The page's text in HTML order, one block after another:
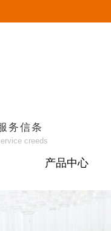
务信条
creeds
产品中心